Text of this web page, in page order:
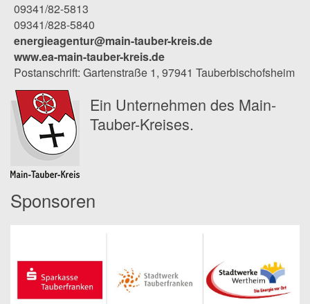
09341/82-5813
09341/828-5840
energieagentur@main-tauber-kreis.de
www.ea-main-tauber-kreis.de
Postanschrift: Gartenstraße 1, 97941 Tauberbischofsheim
Ein Unternehmen des Main-
Tauber-Kreises.
Sponsoren